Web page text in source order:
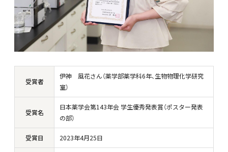
受賞者
伊神 風花さん（薬学部薬学科6年、生物物理化学研究
室）
受賞名
日本薬学会第143年会 学生優秀発表賞（ポスター発表
の部）
受賞日 2023年4月25日